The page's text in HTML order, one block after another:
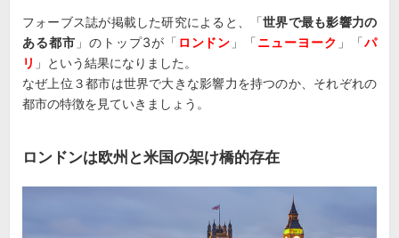
フォーブス誌が掲載した研究によると、「世界で最も影響力の
ある都市 」のトップ3が「 ロンドン 」「ニューヨーク 」「パ
リ 」という結果になりました。
なぜ上位３都市は世界で大きな影響力を持つのか、それぞれの
都市の特徴を見ていきましょう。
ロンドンは欧州と米国の架け橋的存在